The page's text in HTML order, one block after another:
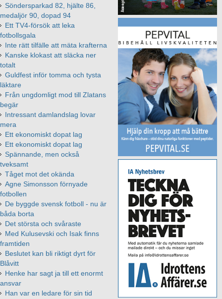
Söndersparkad 82, hjälte 86,
medaljör 90, dopad 94
Ett TV4-försök att leka
fotbollsgala
Inte rätt tilfälle att mäta krafterna
Kanske klokast att släcka ner
totalt
Guldfest inför tomma och tysta
läktare
Från ungdomligt mod till Zlatans
begär
Intressant damlandslag lovar
mera
Ett ekonomiskt dopat lag
Ett ekonomiskt dopat lag
Spännande, men också
tveksamt
Tåget mot det okända
Agne Simonsson förnyade
fotbollen
De byggde svensk fotboll - nu är
båda borta
Det största och svåraste
Med Kulusevski och Isak finns
framtiden
Beslutet kan bli riktigt dyrt för
Blåvitt
Henke har sagt ja till ett enormt
ansvar
Han var en ledare för sin tid